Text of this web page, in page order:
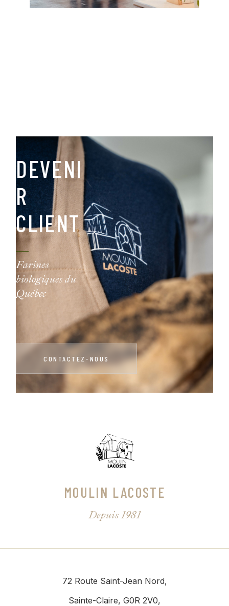
DEVENI
R
CLIENT
Farines
biologiques du
Québec
CONTACTEZ-NOUS
MOULIN LACOSTE
Depuis 1981
72 Route Saint-Jean Nord,
Sainte-Claire, G0R 2V0,